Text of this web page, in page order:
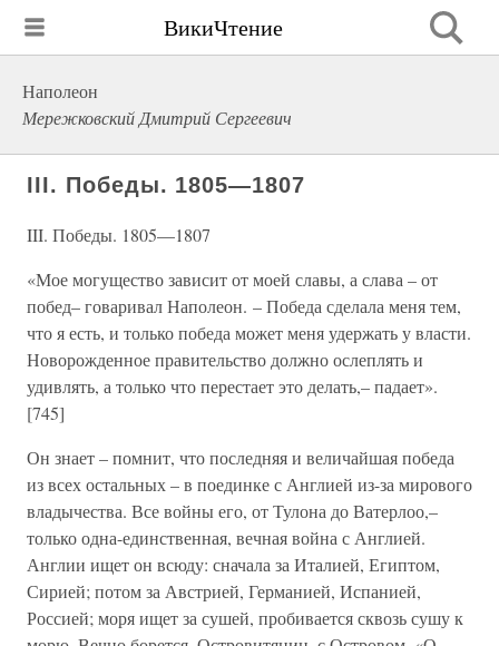
ВикиЧтение
Наполеон
Мережковский Дмитрий Сергеевич
III. Победы. 1805—1807
III. Победы. 1805—1807
«Мое могущество зависит от моей славы, а слава – от
побед– говаривал Наполеон. – Победа сделала меня тем,
что я есть, и только победа может меня удержать у власти.
Новорожденное правительство должно ослеплять и
удивлять, а только что перестает это делать,– падает».
[745]
Он знает – помнит, что последняя и величайшая победа
из всех остальных – в поединке с Англией из-за мирового
владычества. Все войны его, от Тулона до Ватерлоо,–
только одна-единственная, вечная война с Англией.
Англии ищет он всюду: сначала за Италией, Египтом,
Сирией; потом за Австрией, Германией, Испанией,
Россией; моря ищет за сушей, пробивается сквозь сушу к